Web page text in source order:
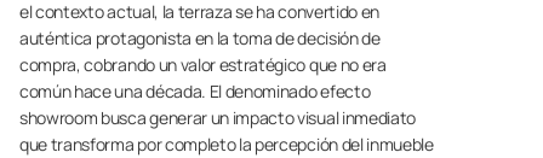
el contexto actual, la terraza se ha convertido en
auténtica protagonista en la toma de decisión de
compra, cobrando un valor estratégico que no era
común hace una década. El denominado efecto
showroom busca generar un impacto visual inmediato
que transforma por completo la percepción del inmueble